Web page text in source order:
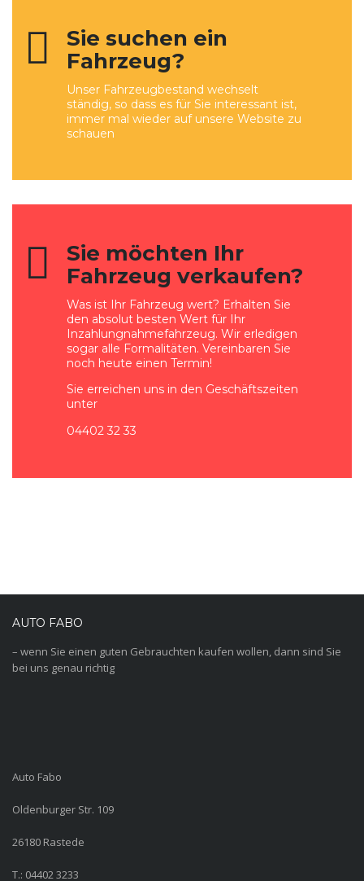
Sie suchen ein
Fahrzeug?
Unser Fahrzeugbestand wechselt
ständig, so dass es für Sie interessant ist,
immer mal wieder auf unsere Website zu
schauen
Sie möchten Ihr
Fahrzeug verkaufen?
Was ist Ihr Fahrzeug wert? Erhalten Sie
den absolut besten Wert für Ihr
Inzahlungnahmefahrzeug. Wir erledigen
sogar alle Formalitäten. Vereinbaren Sie
noch heute einen Termin!
Sie erreichen uns in den Geschäftszeiten
unter
04402 32 33
AUTO FABO
– wenn Sie einen guten Gebrauchten kaufen wollen, dann sind Sie
bei uns genau richtig
Auto Fabo
Oldenburger Str. 109
26180 Rastede
T.: 04402 3233